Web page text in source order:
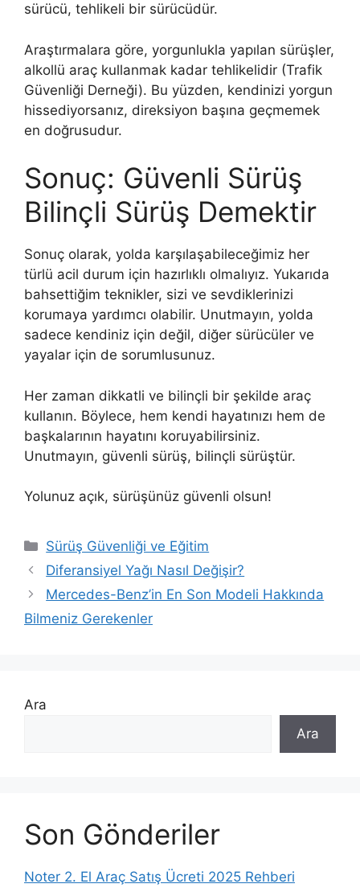
sürücü, tehlikeli bir sürücüdür.
Araştırmalara göre, yorgunlukla yapılan sürüşler,
alkollü araç kullanmak kadar tehlikelidir (Trafik
Güvenliği Derneği). Bu yüzden, kendinizi yorgun
hissediyorsanız, direksiyon başına geçmemek
en doğrusudur.
Sonuç: Güvenli Sürüş
Bilinçli Sürüş Demektir
Sonuç olarak, yolda karşılaşabileceğimiz her
türlü acil durum için hazırlıklı olmalıyız. Yukarıda
bahsettiğim teknikler, sizi ve sevdiklerinizi
korumaya yardımcı olabilir. Unutmayın, yolda
sadece kendiniz için değil, diğer sürücüler ve
yayalar için de sorumlusunuz.
Her zaman dikkatli ve bilinçli bir şekilde araç
kullanın. Böylece, hem kendi hayatınızı hem de
başkalarının hayatını koruyabilirsiniz.
Unutmayın, güvenli sürüş, bilinçli sürüştür.
Yolunuz açık, sürüşünüz güvenli olsun!
Kategoriler
Sürüş Güvenliği ve Eğitim
Diferansiyel Yağı Nasıl Değişir?
Mercedes-Benz’in En Son Modeli Hakkında
Bilmeniz Gerekenler
Ara
Ara
Son Gönderiler
Noter 2. El Araç Satış Ücreti 2025 Rehberi